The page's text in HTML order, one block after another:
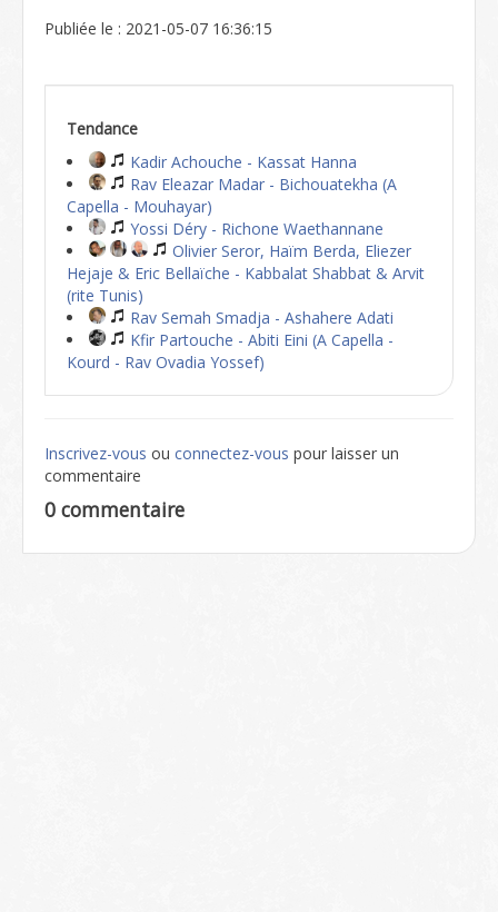
Publiée le : 2021-05-07 16:36:15
Tendance
Kadir Achouche - Kassat Hanna
Rav Eleazar Madar - Bichouatekha (A
Capella - Mouhayar)
Yossi Déry - Richone Waethannane
Olivier Seror, Haïm Berda, Eliezer
Hejaje & Eric Bellaïche - Kabbalat Shabbat & Arvit
(rite Tunis)
Rav Semah Smadja - Ashahere Adati
Kfir Partouche - Abiti Eini (A Capella -
Kourd - Rav Ovadia Yossef)
Inscrivez-vous ou connectez-vous pour laisser un
commentaire
0 commentaire